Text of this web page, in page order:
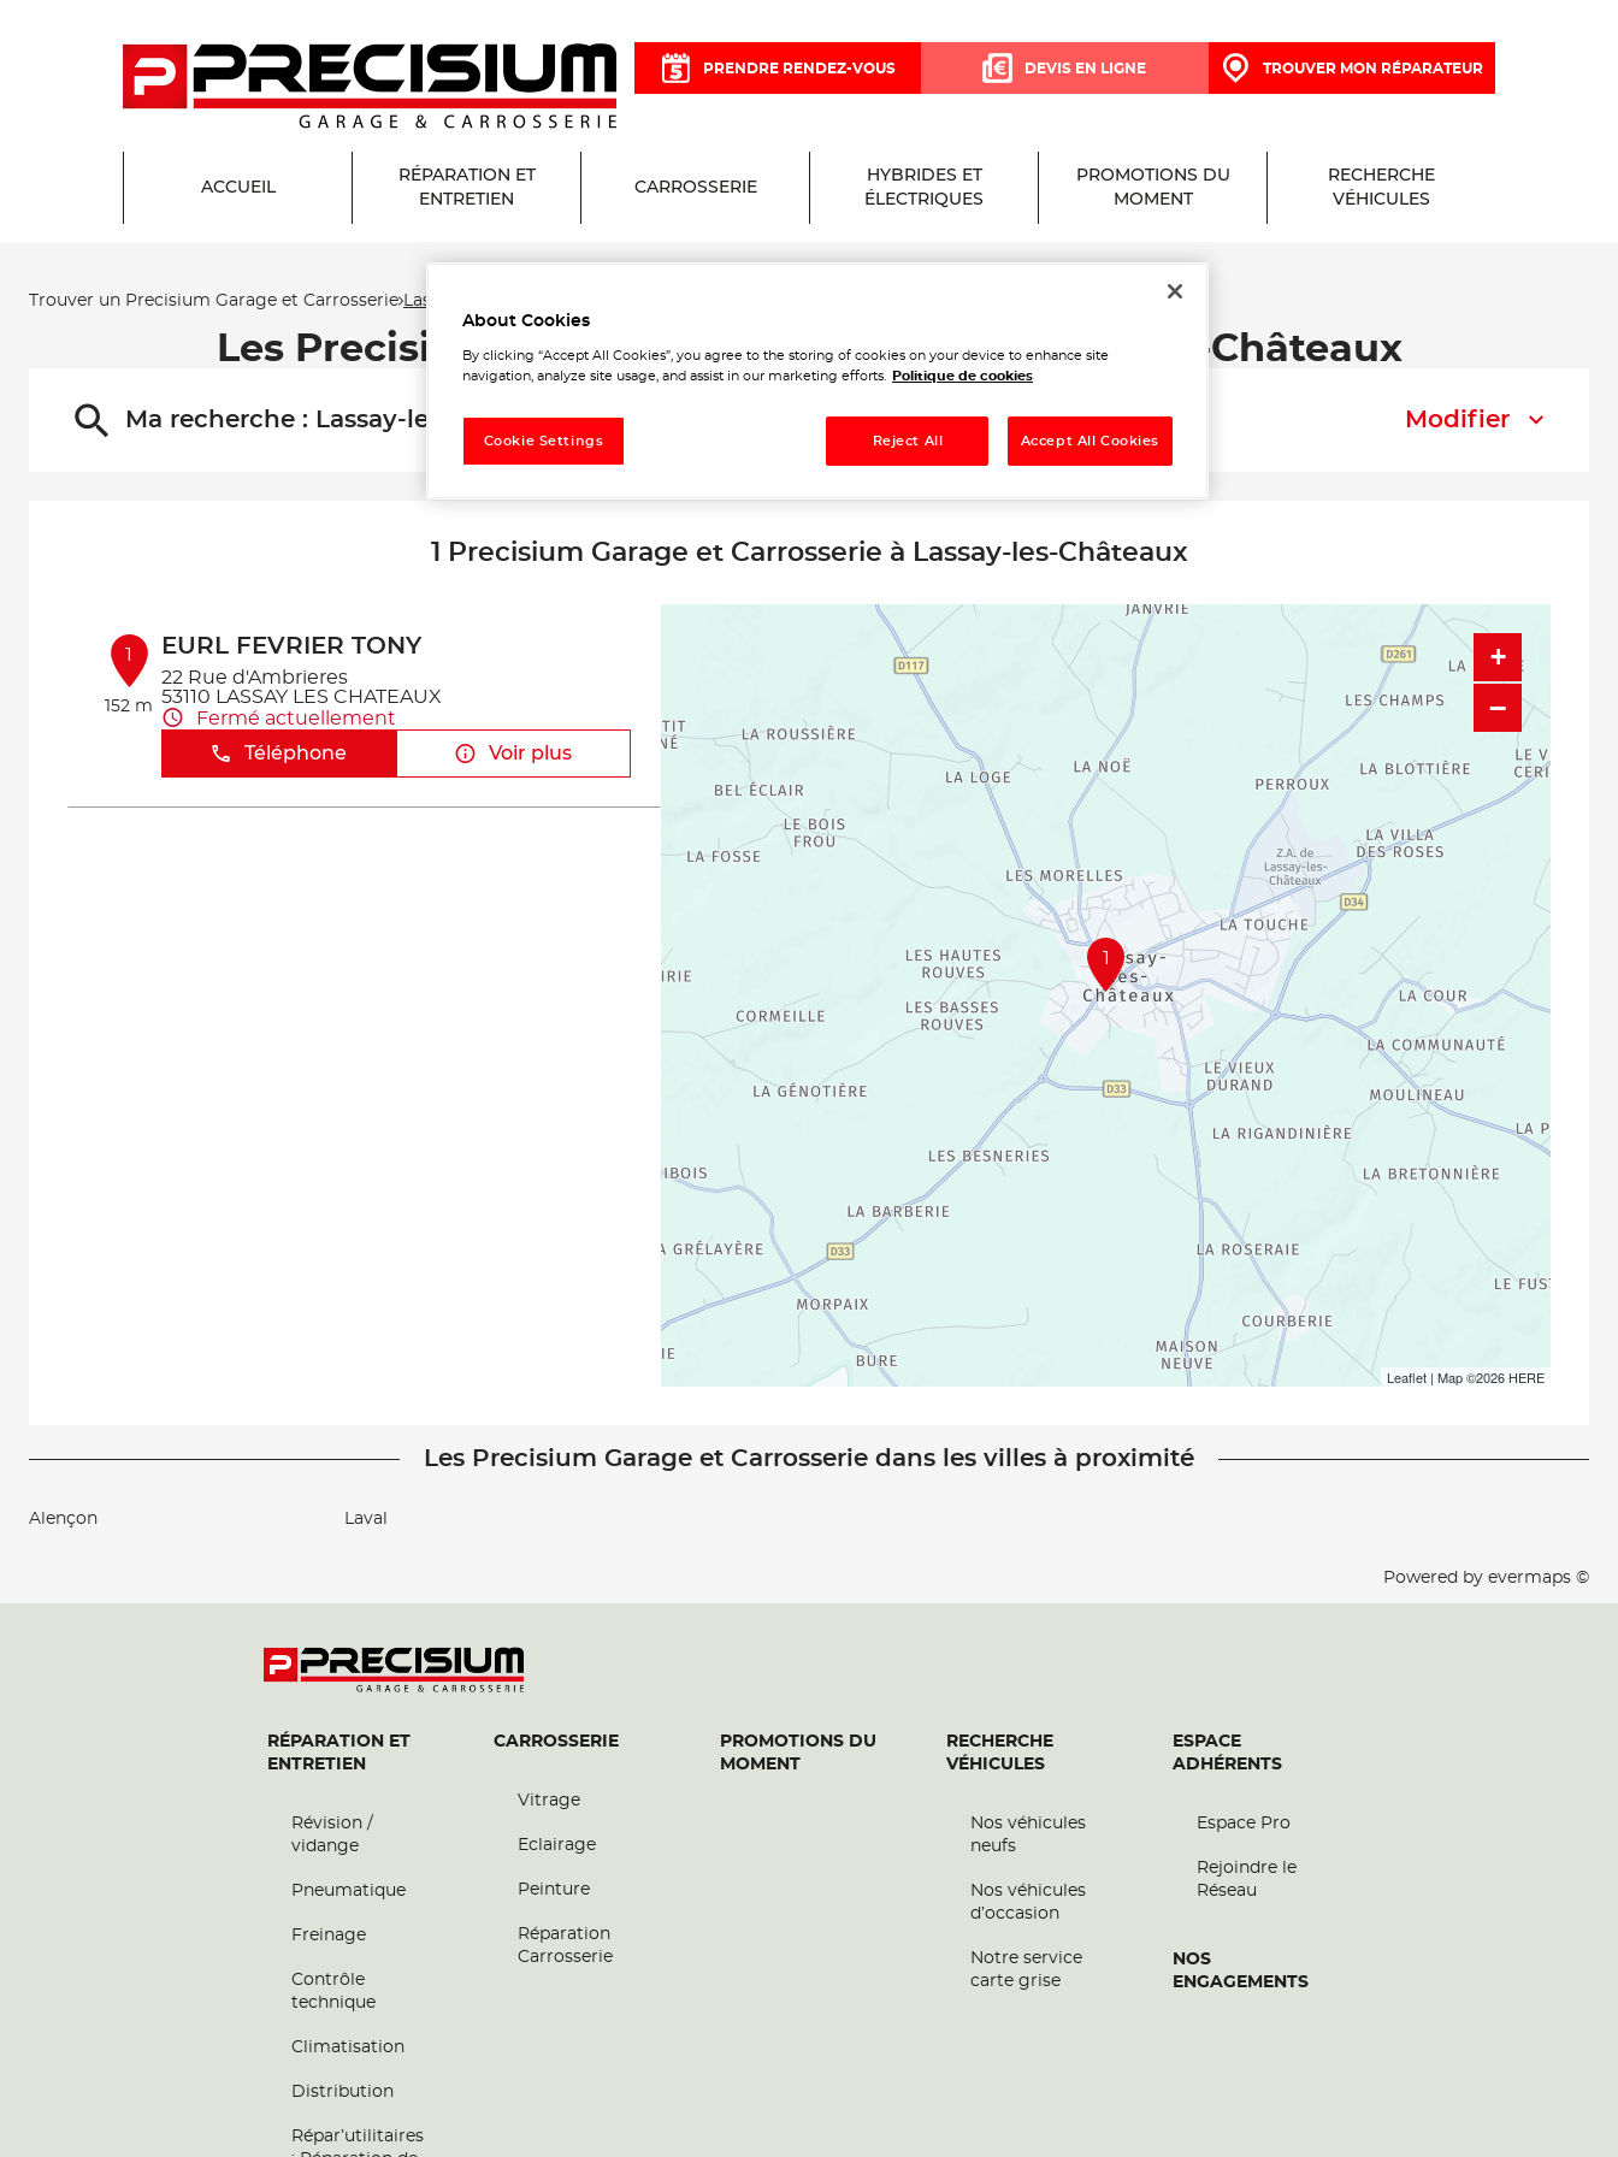
PRENDRE RENDEZ-VOUS DEVIS EN LIGNE TROUVER MON RÉPARATEUR
ACCUEIL
RÉPARATION ET
ENTRETIEN
CARROSSERIE
HYBRIDES ET
ÉLECTRIQUES
PROMOTIONS DU
MOMENT
RECHERCHE
VÉHICULES
Trouver un Precisium Garage et Carrosserie Lassay-les-Châteaux
Les Precisium Garage et Carrosserie à Lassay-les-Châteaux
Ma recherche : Lassay-les-Châteaux Modifier
1 Precisium Garage et Carrosserie à Lassay-les-Châteaux
1
152 m
EURL FEVRIER TONY
22 Rue d'Ambrieres
53110 LASSAY LES CHATEAUX
Fermé actuellement
Téléphone
Voir plus
1
+
−
Leaflet| Map ©2026 HERE
Les Precisium Garage et Carrosserie dans les villes à proximité
Alençon Laval
Powered by evermaps ©
RÉPARATION ET
ENTRETIEN
Révision /
vidange
Pneumatique
Freinage
Contrôle
technique
Climatisation
Distribution
Répar’utilitaires
CARROSSERIE
Vitrage
Eclairage
Peinture
Réparation
Carrosserie
PROMOTIONS DU
MOMENT
RECHERCHE
VÉHICULES
Nos véhicules
neufs
Nos véhicules
d’occasion
Notre service
carte grise
ESPACE
ADHÉRENTS
Espace Pro
Rejoindre le
Réseau
NOS
ENGAGEMENTS
About Cookies
By clicking “Accept All Cookies”, you agree to the storing of cookies on your device to enhance site
navigation, analyze site usage, and assist in our marketing efforts.
Politique de cookies
Reject All Accept All Cookies
Cookie Settings